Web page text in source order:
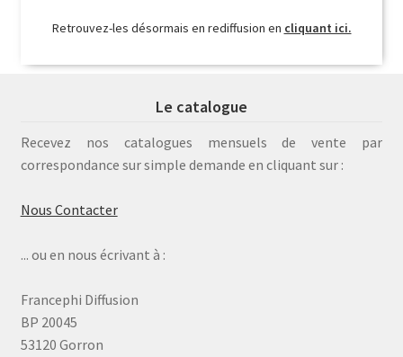
Retrouvez-les désormais en rediffusion en cliquant ici.
Le catalogue
Recevez nos catalogues mensuels de vente par
correspondance sur simple demande en cliquant sur :
Nous Contacter
... ou en nous écrivant à :
Francephi Diffusion
BP 20045
53120 Gorron